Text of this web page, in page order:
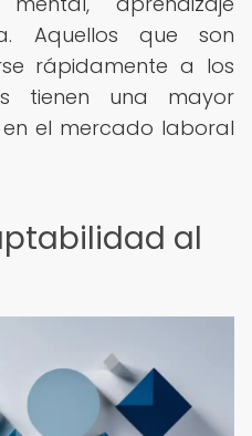
Aquellos que son
rápidamente a los
tienen una mayor
el mercado laboral
al